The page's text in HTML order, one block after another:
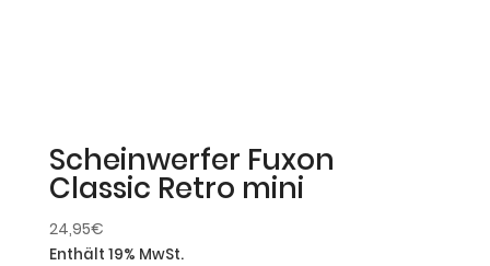
Scheinwerfer Fuxon
Classic Retro mini
24,95€
Enthält 19% MwSt.